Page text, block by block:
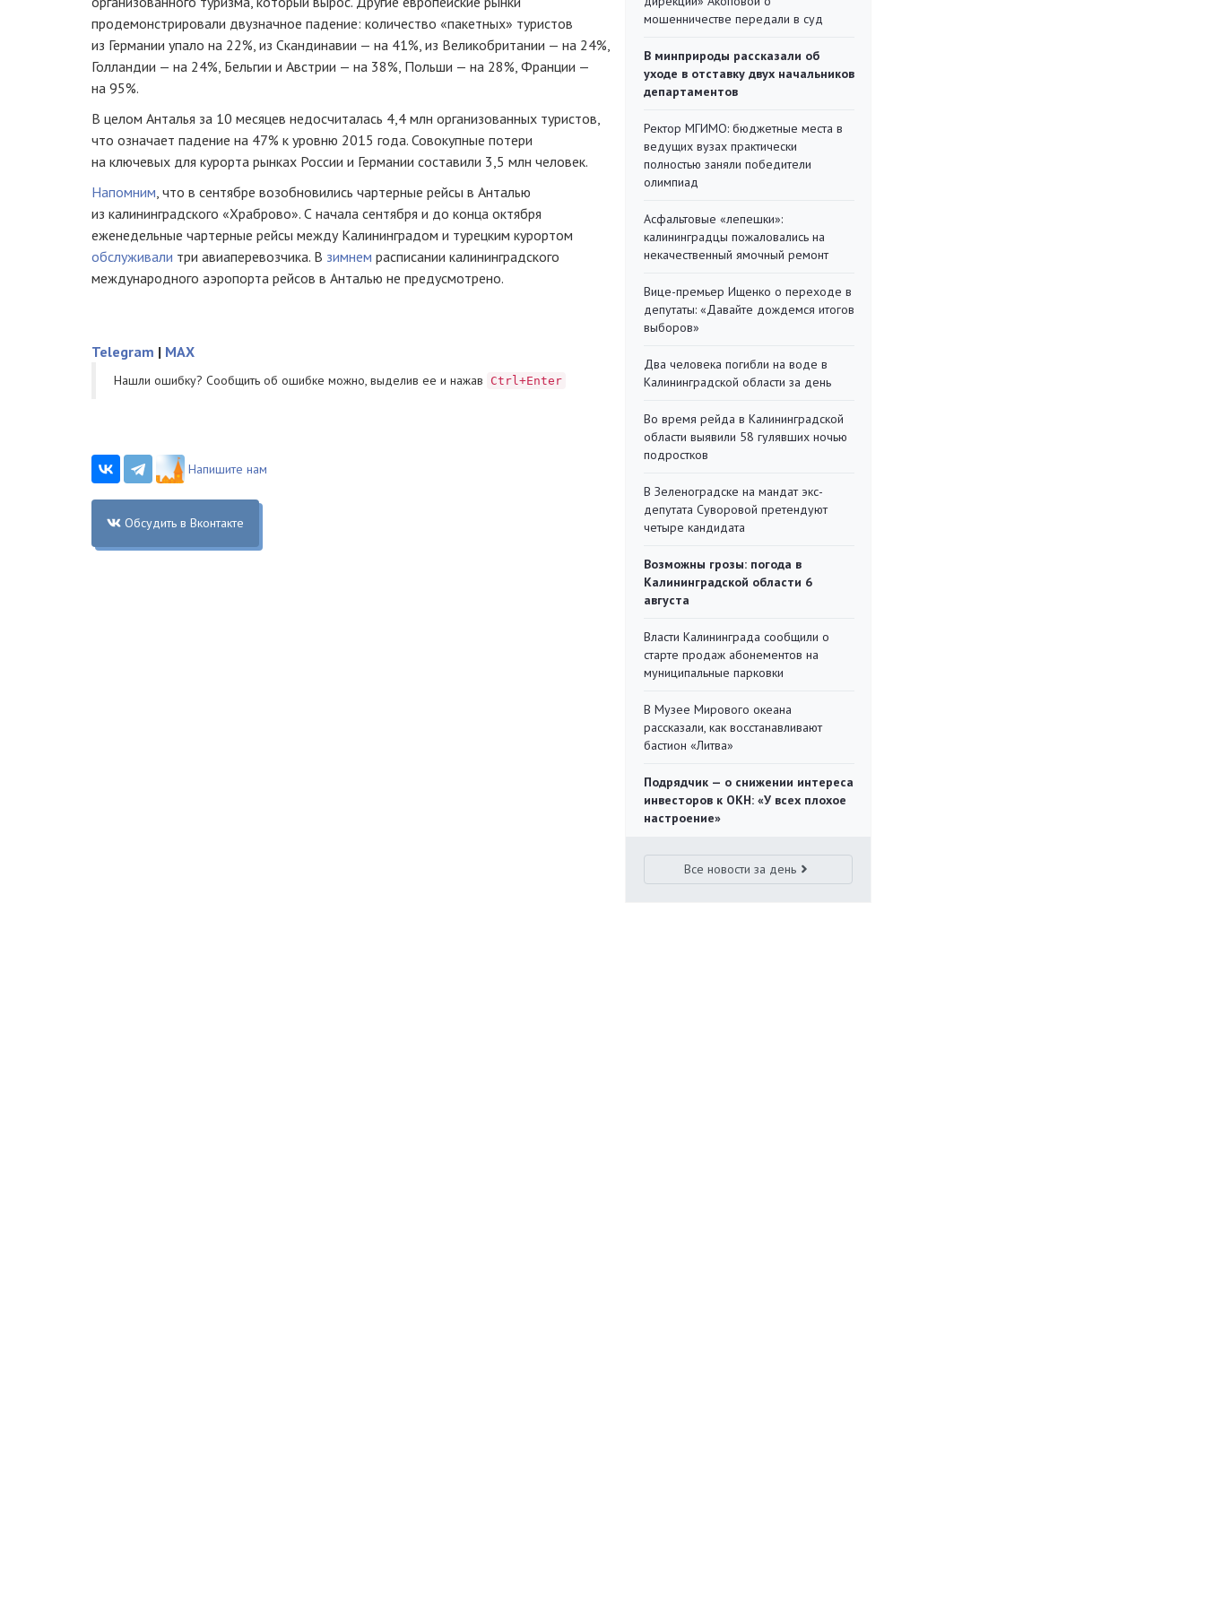
продемонстрировали двузначное падение: количество «пакетных» туристов
из Германии упало на 22%, из Скандинавии — на 41%, из Великобритании — на 24%,
Голландии — на 24%, Бельгии и Австрии — на 38%, Польши — на 28%, Франции —
на 95%.
В целом Анталья за 10 месяцев недосчиталась 4,4 млн организованных туристов,
что означает падение на 47% к уровню 2015 года. Совокупные потери
на ключевых для курорта рынках России и Германии составили 3,5 млн человек.
Напомним, что в сентябре возобновились чартерные рейсы в Анталью
из калининградского «Храброво». С начала сентября и до конца октября
еженедельные чартерные рейсы между Калининградом и турецким курортом
обслуживали три авиаперевозчика. В зимнем расписании калининградского
международного аэропорта рейсов в Анталью не предусмотрено.
Telegram | MAX
Нашли ошибку? Cообщить об ошибке можно, выделив ее и нажав Ctrl+Enter
Напишите нам
Обсудить в Вконтакте
мошенничестве передали в суд
В минприроды рассказали об
уходе в отставку двух начальников
департаментов
Ректор МГИМО: бюджетные места в
ведущих вузах практически
полностью заняли победители
олимпиад
Асфальтовые «лепешки»:
калининградцы пожаловались на
некачественный ямочный ремонт
Вице-премьер Ищенко о переходе в
депутаты: «Давайте дождемся итогов
выборов»
Два человека погибли на воде в
Калининградской области за день
Во время рейда в Калининградской
области выявили 58 гулявших ночью
подростков
В Зеленоградске на мандат экс-
депутата Суворовой претендуют
четыре кандидата
Возможны грозы: погода в
Калининградской области 6
августа
Власти Калининграда сообщили о
старте продаж абонементов на
муниципальные парковки
В Музее Мирового океана
рассказали, как восстанавливают
бастион «Литва»
Подрядчик — о снижении интереса
инвесторов к ОКН: «У всех плохое
настроение»
Все новости за день